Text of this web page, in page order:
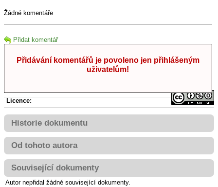
Žádné komentáře
Přidat komentář
Přidávání komentářů je povoleno jen přihlášeným
uživatelům!
Licence:
Historie dokumentu
Od tohoto autora
Související dokumenty
Autor nepřidal žádné související dokumenty.